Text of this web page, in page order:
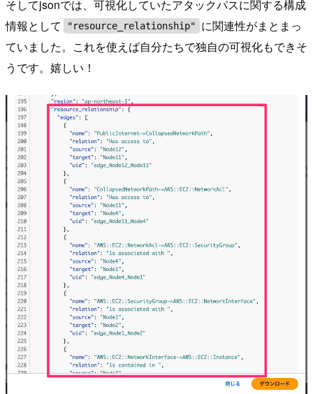
そしてjsonでは、可視化していたアタックパスに関する構成
情報として
"resource_relationship"
に関連性がまとまっ
ていました。これを使えば自分たちで独自の可視化もできそ
うです。嬉しい！